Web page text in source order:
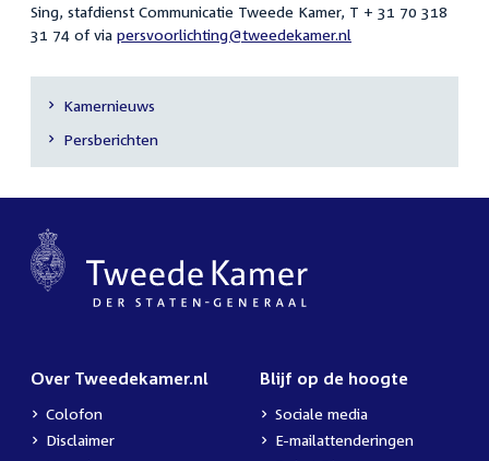
Sing, stafdienst Communicatie Tweede Kamer, T + 31 70 318
31 74 of via persvoorlichting@tweedekamer.nl
Secundaire
navigatie
Kamernieuws
Persberichten
Over Tweedekamer.nl
Colofon
Disclaimer
Blijf op de hoogte
Sociale media
E-mailattenderingen